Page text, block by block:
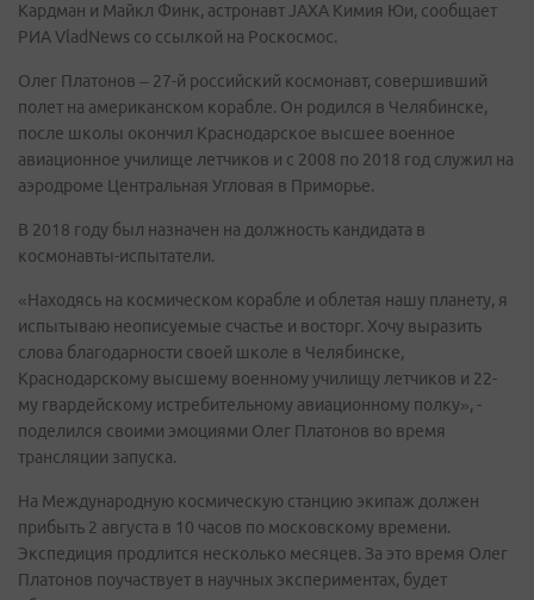
Кардман и Майкл Финк, астронавт JAXA Кимия Юи, сообщает
РИА VladNews со ссылкой на Роскосмос.
Олег Платонов – 27-й российский космонавт, совершивший
полет на американском корабле. Он родился в Челябинске,
после школы окончил Краснодарское высшее военное
авиационное училище летчиков и с 2008 по 2018 год служил на
аэродроме Центральная Угловая в Приморье.
В 2018 году был назначен на должность кандидата в
космонавты-испытатели.
«Находясь на космическом корабле и облетая нашу планету, я
испытываю неописуемые счастье и восторг. Хочу выразить
слова благодарности своей школе в Челябинске,
Краснодарскому высшему военному училищу летчиков и 22-
му гвардейскому истребительному авиационному полку», -
поделился своими эмоциями Олег Платонов во время
трансляции запуска.
На Международную космическую станцию экипаж должен
прибыть 2 августа в 10 часов по московскому времени.
Экспедиция продлится несколько месяцев. За это время Олег
Платонов поучаствует в научных экспериментах, будет